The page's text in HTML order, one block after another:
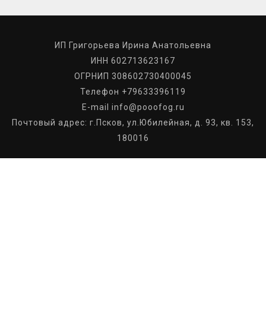
ИП Григорьева Ирина Анатольевна
ИНН 602713623167
ОГРНИП 308602730400045
Телефон +79633396119
E-mail info@pooofog.ru
Почтовый адрес: г.Псков, ул.Юбилейная, д. 93, кв. 153,
180016